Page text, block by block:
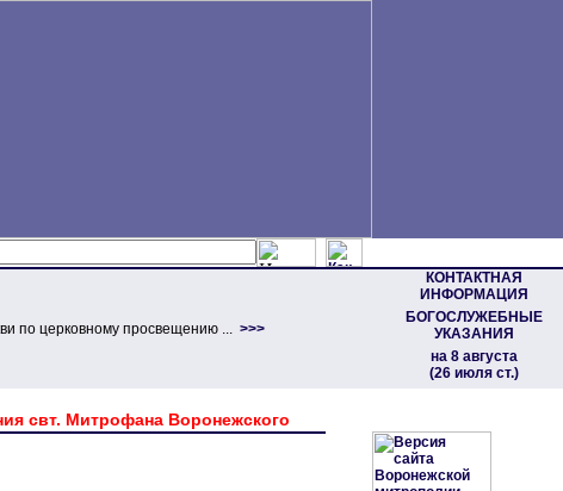
КОНТАКТНАЯ
ИНФОРМАЦИЯ
БОГОСЛУЖЕБНЫЕ
УКАЗАНИЯ
на 8 августа
(26 июля ст.)
по церковному просвещению ... >>>
свт. Митрофана Воронежского